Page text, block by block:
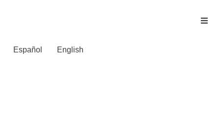
Español English